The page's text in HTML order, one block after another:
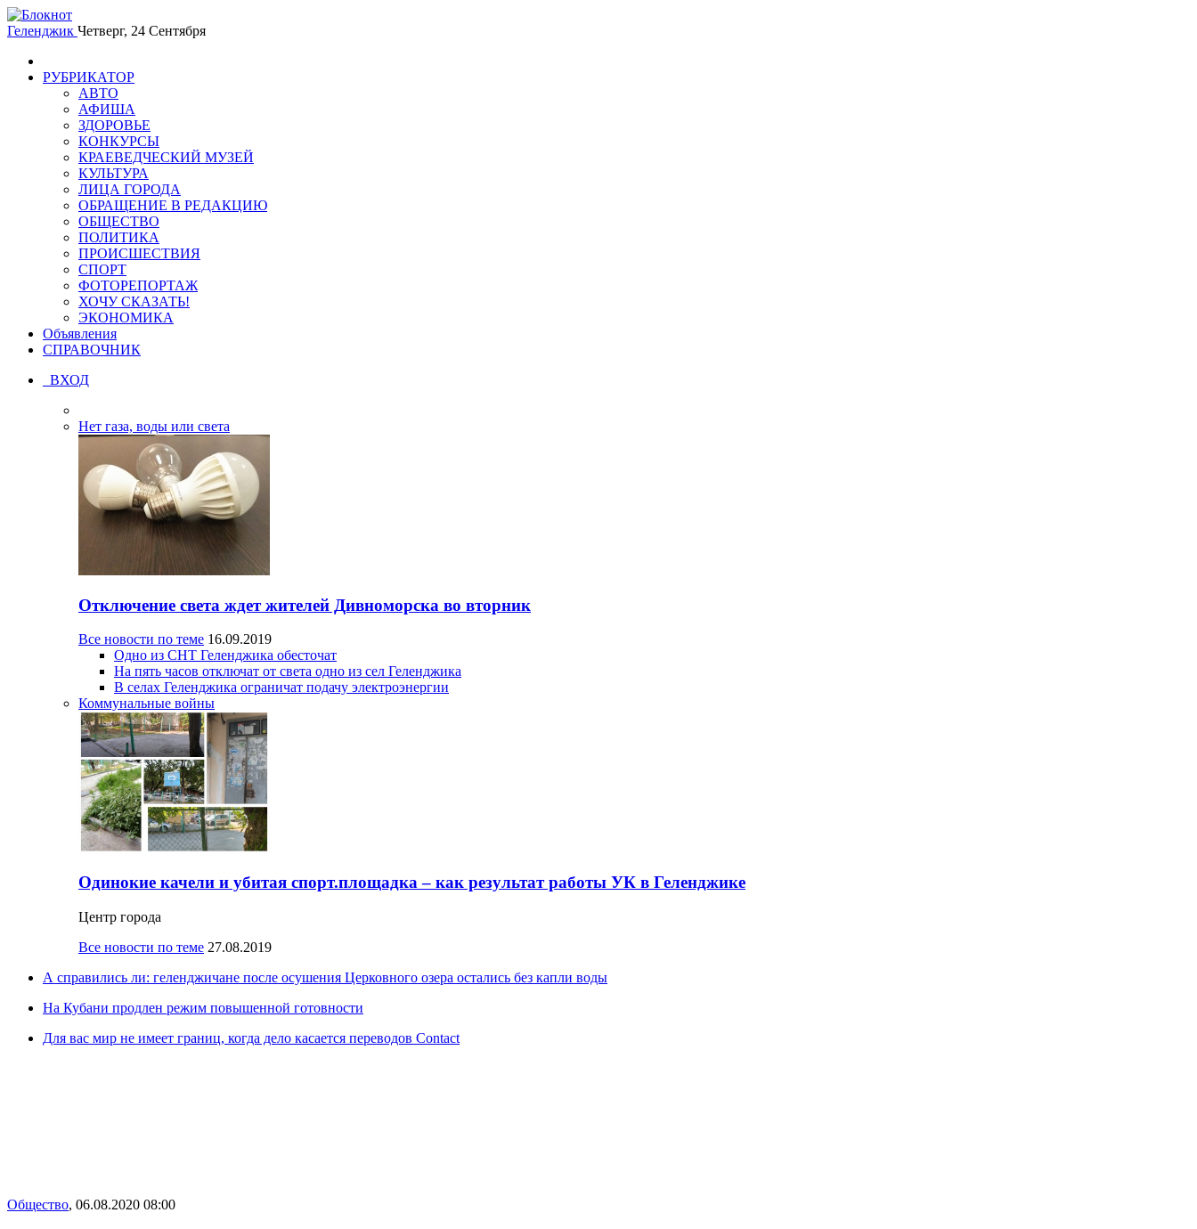
Геленджик Четверг, 24 Сентября
РУБРИКАТОР
АВТО
АФИША
ЗДОРОВЬЕ
КОНКУРСЫ
КРАЕВЕДЧЕСКИЙ МУЗЕЙ
КУЛЬТУРА
ЛИЦА ГОРОДА
ОБРАЩЕНИЕ В РЕДАКЦИЮ
ОБЩЕСТВО
ПОЛИТИКА
ПРОИСШЕСТВИЯ
СПОРТ
ФОТОРЕПОРТАЖ
ХОЧУ СКАЗАТЬ!
ЭКОНОМИКА
Объявления
СПРАВОЧНИК
ВХОД
Нет газа, воды или света
Отключение света ждет жителей Дивноморска во вторник
Все новости по теме 16.09.2019
Одно из СНТ Геленджика обесточат
На пять часов отключат от света одно из сел Геленджика
В селах Геленджика ограничат подачу электроэнергии
Коммунальные войны
Одинокие качели и убитая спорт.площадка – как результат работы УК в Геленджике
Центр города
Все новости по теме 27.08.2019
А справились ли: геленджичане после осушения Церковного озера остались без капли воды
На Кубани продлен режим повышенной готовности
Для вас мир не имеет границ, когда дело касается переводов Contaсt
Общество, 06.08.2020 08:00